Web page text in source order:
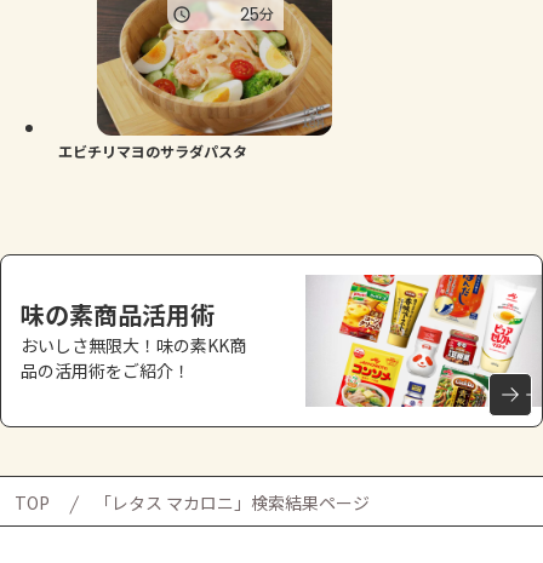
エビチリマヨのサラダパスタ
25分
味の素商品活用術
おいしさ無限大！味の素KK商
品の活用術をご紹介！
TOP 「レタス マカロニ」検索結果ページ